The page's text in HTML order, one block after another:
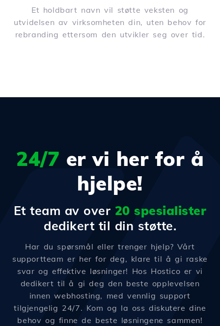
Et holdbart navn vil støtte veksten og
utvidelsen av virksomheten din, uten behov for
rebranding ettersom den utvikler seg over tid.
24/7 er vi her for å
hjelpe!
Et team av over 20 spesialister
dedikert til din støtte.
Har du spørsmål eller trenger hjelp? Vårt
supportteam er her for deg, klare til å gi raske
svar og effektive løsninger! Hos Hostico er vi
dedikert til å gi deg den beste opplevelsen
innen webhosting, med vennlig support
tilgjengelig 24/7. Kom og la oss diskutere dine
behov og finne de beste løsningene sammen!